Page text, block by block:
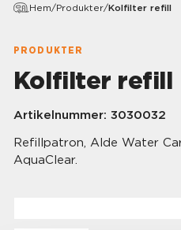
Hem/Produkter/Kolfilter refill
PRODUKTER
Kolfilter refill
Artikelnummer: 3030032
Refillpatron, Alde Water
AquaClear.